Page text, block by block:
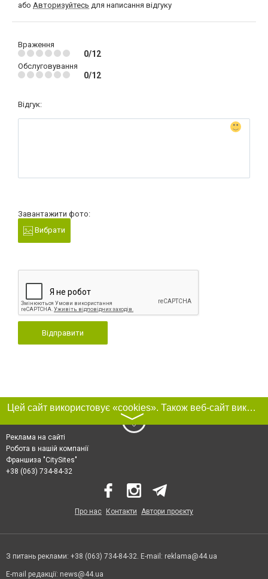
або Авторизуйтесь для написання відгуку
Враження
0/12
Обслуговування
0/12
Відгук:
Завантажити фото:
Вибрати
Відправити
Цей сайт використовує «cookies». Також веб-сайт використовує інтернет-сервіс для збору технічних даних стосовно відвідувачів з метою отримання маркетингової та статистичної інформації. Умови обробки даних відвідувачів сайту див.
〉
Реклама на сайті
Робота в нашій компанії
Франшиза "CitySites"
+38 (063) 734-84-32
Про нас Контакти Автори проєкту
З питань реклами: +38 (063) 734-84-32. E-mail: reklama@44.ua
E-mail редакції: news@44.ua